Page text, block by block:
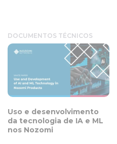
DOCUMENTOS TÉCNICOS
Uso e desenvolvimento
da tecnologia de IA e ML
nos Nozomi